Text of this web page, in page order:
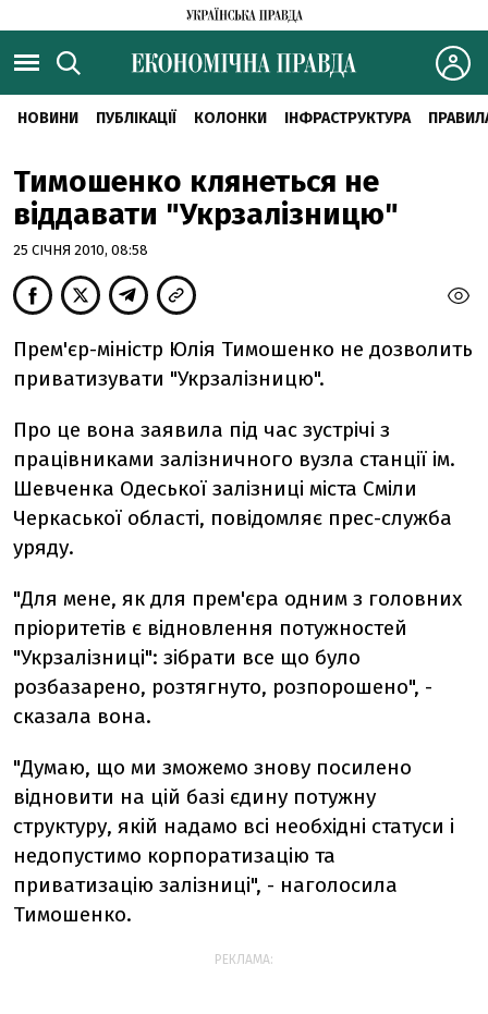
НОВИНИ ПУБЛІКАЦІЇ КОЛОНКИ ІНФРАСТРУКТУРА
Тимошенко клянеться не
віддавати "Укрзалізницю"
25 СІЧНЯ 2010, 08:58
Прем'єр-міністр Юлія Тимошенко не дозволить
приватизувати "Укрзалізницю".
Про це вона заявила під час зустрічі з
працівниками залізничного вузла станції ім.
Шевченка Одеської залізниці міста Сміли
Черкаської області, повідомляє прес-служба
уряду.
"Для мене, як для прем'єра одним з головних
пріоритетів є відновлення потужностей
"Укрзалізниці": зібрати все що було
розбазарено, розтягнуто, розпорошено", -
сказала вона.
"Думаю, що ми зможемо знову посилено
відновити на цій базі єдину потужну
структуру, якій надамо всі необхідні статуси і
недопустимо корпоратизацію та
приватизацію залізниці", - наголосила
Тимошенко.
РЕКЛАМА: